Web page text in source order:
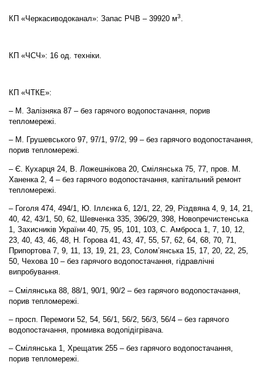
КП «Черкасиводоканал»: Запас РЧВ – 39920 м3.
КП «ЧСЧ»: 16 од. техніки.
КП «ЧТКЕ»:
– М. Залізняка 87 – без гарячого водопостачання, порив
тепломережі.
– М. Грушевського 97, 97/1, 97/2, 99 – без гарячого водопостачання,
порив тепломережі.
– Є. Кухарця 24, В. Ложешнікова 20, Смілянська 75, 77, пров. М.
Ханенка 2, 4 – без гарячого водопостачання, капітальний ремонт
тепломережі.
– Гоголя 474, 494/1, Ю. Іллєнка 6, 12/1, 22, 29, Різдвяна 4, 9, 14, 21,
40, 42, 43/1, 50, 62, Шевченка 335, 396/29, 398, Новопречистенська
1, Захисників України 40, 75, 95, 101, 103, С. Амброса 1, 7, 10, 12,
23, 40, 43, 46, 48, Н. Горова 41, 43, 47, 55, 57, 62, 64, 68, 70, 71,
Припортова 7, 9, 11, 13, 19, 21, 23, Солом’янська 15, 17, 20, 22, 25,
50, Чехова 10 – без гарячого водопостачання, гідравлічні
випробування.
– Смілянська 88, 88/1, 90/1, 90/2 – без гарячого водопостачання,
порив тепломережі.
– просп. Перемоги 52, 54, 56/1, 56/2, 56/3, 56/4 – без гарячого
водопостачання, промивка водопідігрівача.
– Смілянська 1, Хрещатик 255 – без гарячого водопостачання,
порив тепломережі.